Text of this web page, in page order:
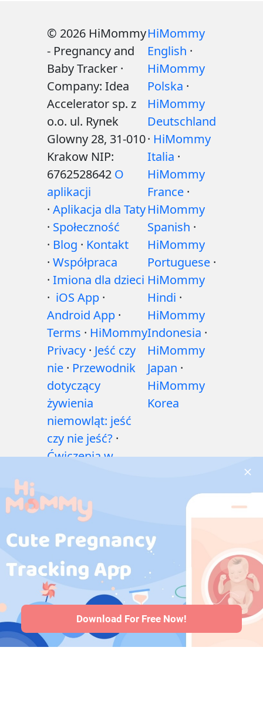
© 2026 HiMommy
- Pregnancy and
Baby Tracker ·
Company: Idea
Accelerator sp. z
o.o. ul. Rynek
Glowny 28, 31-010
Krakow NIP:
6762528642 O
aplikacji
· Aplikacja dla Taty
· Społeczność
· Blog · Kontakt
· Współpraca
· Imiona dla dzieci
· iOS App ·
Android App ·
Terms · HiMommy
Privacy · Jeść czy
nie · Przewodnik
dotyczący
żywienia
niemowląt: jeść
czy nie jeść? ·
Ćwiczenia w
zdrowotne w
czasie ciąży
w ciąży·Problemy
zdrowotne
niemowląt·
Artykuły·Polityka
redakcyjna
HiMommy
English ·
HiMommy
Polska ·
HiMommy
Deutschland
· HiMommy
Italia ·
HiMommy
France ·
HiMommy
Spanish ·
HiMommy
Portuguese ·
HiMommy
Hindi ·
HiMommy
Indonesia ·
HiMommy
Japan ·
HiMommy
Korea
Download For Free Now!